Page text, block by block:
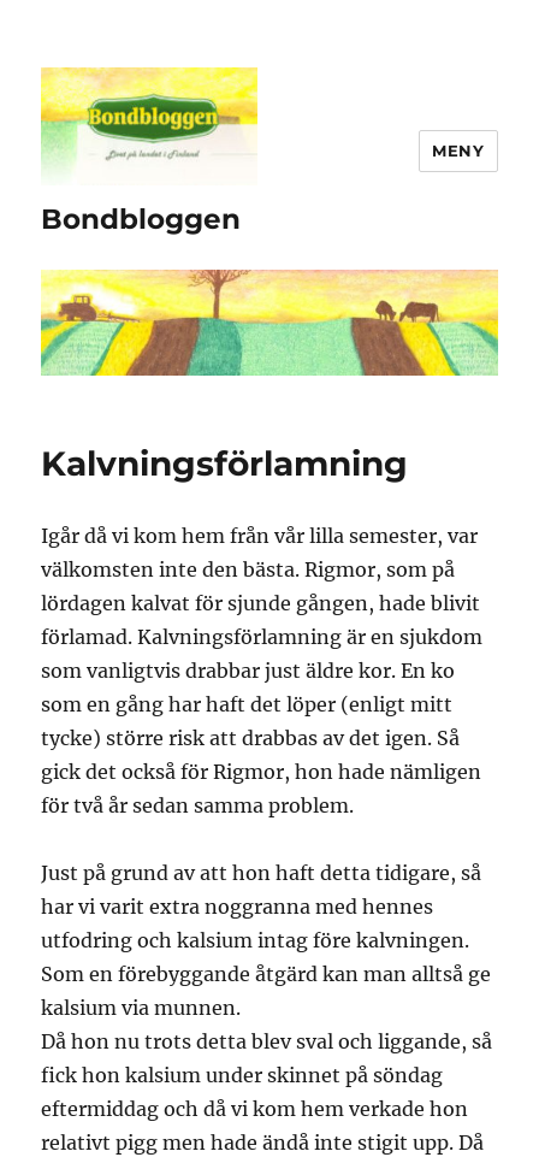
Bondbloggen
MENY
Kalvningsförlamning
Igår då vi kom hem från vår lilla semester, var
välkomsten inte den bästa. Rigmor, som på
lördagen kalvat för sjunde gången, hade blivit
förlamad. Kalvningsförlamning är en sjukdom
som vanligtvis drabbar just äldre kor. En ko
som en gång har haft det löper (enligt mitt
tycke) större risk att drabbas av det igen. Så
gick det också för Rigmor, hon hade nämligen
för två år sedan samma problem.
Just på grund av att hon haft detta tidigare, så
har vi varit extra noggranna med hennes
utfodring och kalsium intag före kalvningen.
Som en förebyggande åtgärd kan man alltså ge
kalsium via munnen.
Då hon nu trots detta blev sval och liggande, så
fick hon kalsium under skinnet på söndag
eftermiddag och då vi kom hem verkade hon
relativt pigg men hade ändå inte stigit upp. Då